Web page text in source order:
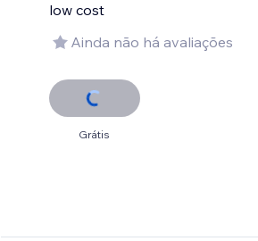
low cost
Ainda não há avaliações
Grátis